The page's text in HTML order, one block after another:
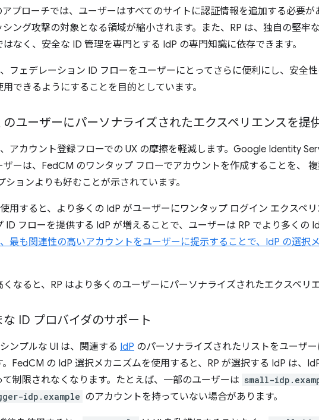
アプローチでは、ユーザーはすべてのサイトに認証情報を追加する必要が
シング攻撃の対象となる領域が縮小されます。また、RP は、独自の堅牢
なく、安全な ID 管理を専門とする IdP の専門知識に依存できます。
フェデレーション ID フローをユーザーにとってさらに便利にし、安全
できるようにすることを目的としています。
のユーザーにパーソナライズされたエクスペリエンスを提
アカウント登録フローでの UX の摩擦を軽減します。Google Identity
ザーは、FedCM のワンタップ フローでアカウントを作成することを、
ションよりも好むことが示されています。
用すると、より多くの IdP がユーザーにワンタップ ログイン エクスペリ
ID フローを提供する IdP が増えることで、ユーザーは RP でより多くの
最も関連性の高いアカウントをユーザーに提示することで、IdP の選択
なると、RP はより多くのユーザーにパーソナライズされたエクスペリ
な ID プロバイダのサポート
ンプルな UI は、関連する IdP のパーソナライズされたリストをユーザ
。FedCM の IdP 選択メカニズムを使用すると、RP が選択する IdP は、
て制限されなくなります。たとえば、一部のユーザーは small-
idp.example のアカウントを持っていない場合があります。